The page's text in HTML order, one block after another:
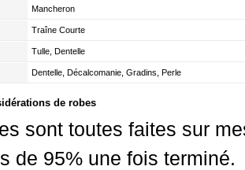
Mancheron
Traîne Courte
Tulle, Dentelle
Dentelle, Décalcomanie, Gradins, Perle
de robes
sont toutes faites sur
de 95% une fois terminé.